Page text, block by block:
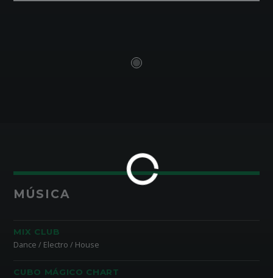
MÚSICA
MIX CLUB
Dance / Electro / House
CUBO MÁGICO CHART